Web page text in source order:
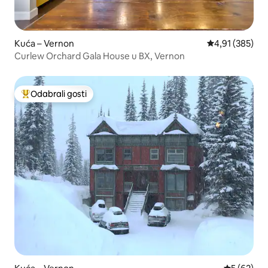
Kuća – Vernon Prosječna
4,91 (385)
Curlew Orchard Gala House u BX, Vernon
Među najviše rangiranima s oznakom „Odabrali gosti”
Odabrali gosti